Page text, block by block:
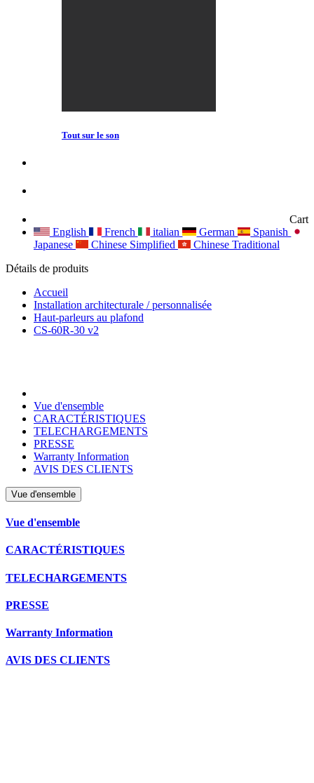
Tout sur le son
Cart
English
French italian German
Spanish
Japanese
Chinese Simplified
Chinese Traditional
Détails de produits
Accueil
Installation architecturale / personnalisée
Haut-parleurs au plafond
CS-60R-30 v2
Vue d'ensemble
CARACTÉRISTIQUES
TELECHARGEMENTS
PRESSE
Warranty Information
AVIS DES CLIENTS
Vue d'ensemble
Vue d'ensemble
CARACTÉRISTIQUES
TELECHARGEMENTS
PRESSE
Warranty Information
AVIS DES CLIENTS